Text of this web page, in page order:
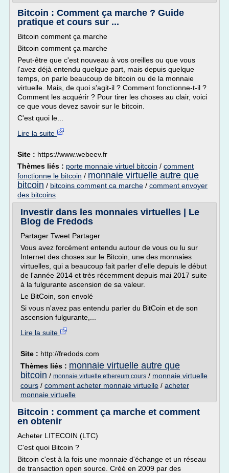
Bitcoin : Comment ça marche ? Guide
pratique et cours sur ...
Bitcoin comment ça marche
Bitcoin comment ça marche
Peut-être que c'est nouveau à vos oreilles ou que vous
l'avez déjà entendu quelque part, mais depuis quelque
temps, on parle beaucoup de bitcoin ou de la monnaie
virtuelle. Mais, de quoi s'agit-il ? Comment fonctionne-t-il ?
Comment les acquérir ? Pour tirer les choses au clair, voici
ce que vous devez savoir sur le bitcoin.
C'est quoi le...
Lire la suite
Site : https://www.webeev.fr
Thèmes liés : porte monnaie virtuel bitcoin / comment
fonctionne le bitcoin / monnaie virtuelle autre que
bitcoin / bitcoins comment ca marche / comment envoyer
des bitcoins
Investir dans les monnaies virtuelles | Le
Blog de Fredods
Partager Tweet Partager
Vous avez forcément entendu autour de vous ou lu sur
Internet des choses sur le Bitcoin, une des monnaies
virtuelles, qui a beaucoup fait parler d'elle depuis le début
de l'année 2014 et très récemment depuis mai 2017 suite
à la fulgurante ascension de sa valeur.
Le BitCoin, son envolé
Si vous n'avez pas entendu parler du BitCoin et de son
ascension fulgurante,...
Lire la suite
Site : http://fredods.com
Thèmes liés : monnaie virtuelle autre que
bitcoin / monnaie virtuelle ethereum cours / monnaie virtuelle
cours / comment acheter monnaie virtuelle / acheter
monnaie virtuelle
Bitcoin : comment ça marche et comment
en obtenir
Acheter LITECOIN (LTC)
C'est quoi Bitcoin ?
Bitcoin c'est à la fois une monnaie d'échange et un réseau
de transaction open source. Créé en 2009 par des